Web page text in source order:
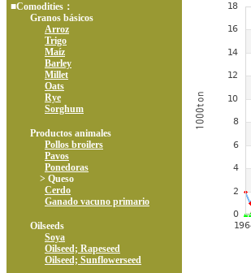
■Comodities：
Granos básicos
Arroz
Trigo
Maíz
Barley
Millet
Oats
Rye
Sorghum
Productos animales
Pollos broilers
Pavos
Ponedoras
> Queso
Cerdo
Ganado vacuno primario
Oilseeds
Soya
Oilseed; Rapeseed
Oilseed; Sunflowerseed